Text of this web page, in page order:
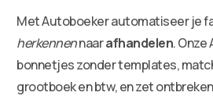
Met Autoboeker automatiseer je
herkennennaarafhandelen.
bonnetjes zonder templates,
grootboek en btw, en zet